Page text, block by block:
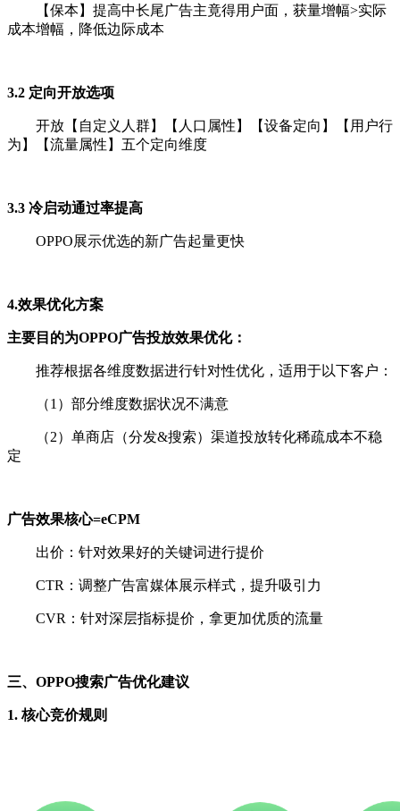
【保本】提高中长尾广告主竟得用户面，获量增幅>实际
成本增幅，降低边际成本
3.2 定向开放选项
开放【自定义人群】【人口属性】【设备定向】【用户行
为】【流量属性】五个定向维度
3.3 冷启动通过率提高
OPPO展示优选的新广告起量更快
4.效果优化方案
主要目的为OPPO广告投放效果优化：
推荐根据各维度数据进行针对性优化，适用于以下客户：
（1）部分维度数据状况不满意
（2）单商店（分发&搜索）渠道投放转化稀疏成本不稳
定
广告效果核心=eCPM
出价：针对效果好的关键词进行提价
CTR：调整广告富媒体展示样式，提升吸引力
CVR：针对深层指标提价，拿更加优质的流量
三、OPPO搜索广告优化建议
1. 核心竞价规则